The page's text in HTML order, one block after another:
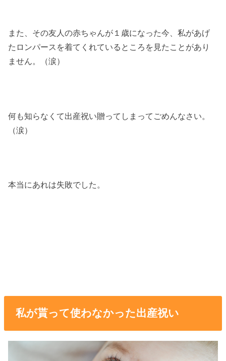
また、その友人の赤ちゃんが１歳になった今、私があげ
たロンパースを着てくれているところを見たことがあり
ません。（涙）
何も知らなくて出産祝い贈ってしまってごめんなさい。
（涙）
本当にあれは失敗でした。
私が貰って使わなかった出産祝い